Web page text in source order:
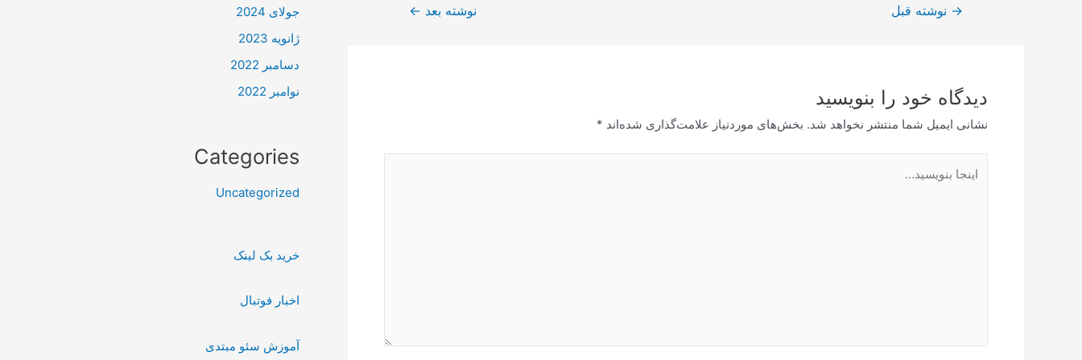
راهبری
→ نوشته قبل نوشته بعد ←
دیدگاه‌ خود را بنویسید
نشانی ایمیل شما منتشر نخواهد شد. بخش‌های موردنیاز علامت‌گذاری شده‌اند *
بنویسید…
جولای 2024
ژانویه 2023
دسامبر 2022
نوامبر 2022
Categories
Uncategorized
خرید بک لینک
اخبار فوتبال
آموزش سئو مبتدی